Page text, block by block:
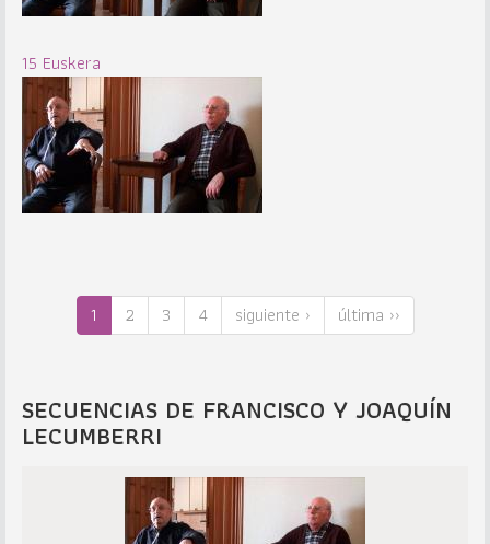
15 Euskera
1 2 3 4 siguiente › última ››
SECUENCIAS DE FRANCISCO Y JOAQUÍN
LECUMBERRI